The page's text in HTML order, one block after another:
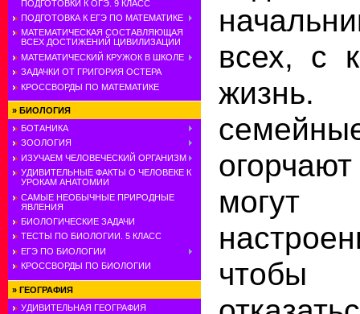
ПОДГОТОВКИ К ОГЭ. 9 КЛАСС
ПОДГОТОВКА К ЕГЭ ПО МАТЕМАТИКЕ
МАТЕМАТИЧЕСКАЯ СОСТАВЛЯЮЩАЯ
ВСЕХ ДОСТИЖЕНИЙ ЦИВИЛИЗАЦИИ
МАТЕМАТИЧЕСКИЙ КРУЖОК В ШКОЛЕ
ЗАДАЧКИ ОТ ГРИГОРИЯ ОСТЕРА
КРОССВОРДЫ ПО МАТЕМАТИКЕ
» БИОЛОГИЯ
БОТАНИКА
ЗООЛОГИЯ
ИЗУЧАЕМ ЧЕЛОВЕЧЕСКИЙ ОРГАНИЗМ
УДИВИТЕЛЬНЫЕ ФАКТЫ О ЧЕЛОВЕКЕ К
УРОКАМ АНАТОМИИ
САМЫЕ НЕОБЫЧНЫЕ ПРИРОДНЫЕ
ЯВЛЕНИЯ
БИОЛОГИЧЕСКИЕ ЗАДАЧИ
ТЕСТЫ ПО БИОЛОГИИ. 5 КЛАСС
ЕГЭ ПО БИОЛОГИИ
КРОССВОРДЫ ПО БИОЛОГИИ
» ГЕОГРАФИЯ
УДИВИТЕЛЬНАЯ ГЕОГРАФИЯ
всех, с
могут
чтобы